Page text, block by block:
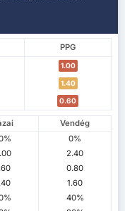
PPG
1.00
1.40
0.60
Vendég
0%
2.40
0.80
1.60
40%